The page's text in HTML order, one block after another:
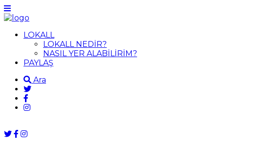
LOKALL
LOKALL NEDİR?
NASIL YER ALABİLİRİM?
PAYLAŞ
Ara